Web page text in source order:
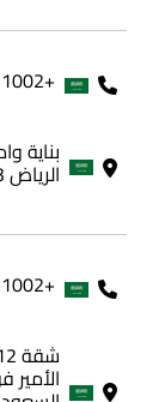
+966562751002
الرياض 12363، المملكة العربية السعودية
+966562751002
الأمير